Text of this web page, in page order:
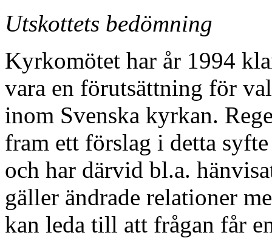
Utskottets bedömning
Kyrkomötet har år 1994
vara en förutsättning för
inom Svenska kyrkan.
fram ett förslag i detta
och har därvid bl.a.
gäller ändrade relationer
kan leda till att frågan får